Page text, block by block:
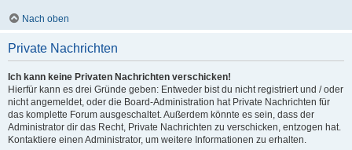
Nach oben
Private Nachrichten
Ich kann keine Privaten Nachrichten verschicken!
Hierfür kann es drei Gründe geben: Entweder bist du nicht registriert und / oder
nicht angemeldet, oder die Board-Administration hat Private Nachrichten für
das komplette Forum ausgeschaltet. Außerdem könnte es sein, dass der
Administrator dir das Recht, Private Nachrichten zu verschicken, entzogen hat.
Kontaktiere einen Administrator, um weitere Informationen zu erhalten.